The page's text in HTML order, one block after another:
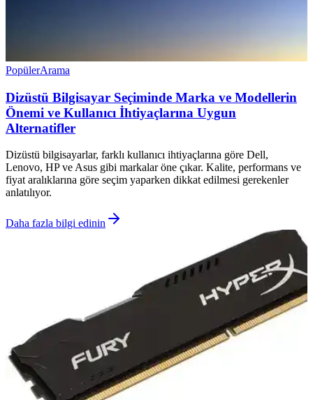
PopülerArama
Dizüstü Bilgisayar Seçiminde Marka ve Modellerin
Önemi ve Kullanıcı İhtiyaçlarına Uygun
Alternatifler
Dizüstü bilgisayarlar, farklı kullanıcı ihtiyaçlarına göre Dell,
Lenovo, HP ve Asus gibi markalar öne çıkar. Kalite, performans ve
fiyat aralıklarına göre seçim yaparken dikkat edilmesi gerekenler
anlatılıyor.
Daha fazla bilgi edinin